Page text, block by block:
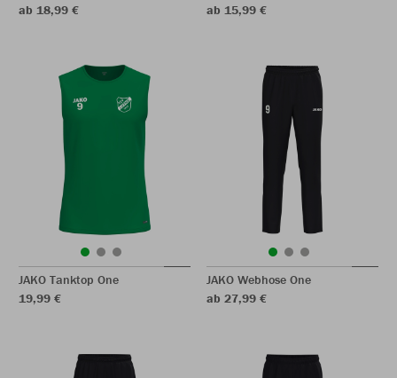
ab 18,99 €
ab 15,99 €
JAKO Tanktop One
19,99 €
JAKO Webhose One
ab 27,99 €